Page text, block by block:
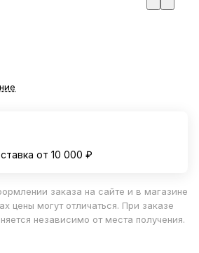
от 10 000 ₽
заказа на сайте и в магазине
цены могут отличаться. При заказе
независимо от места получения.